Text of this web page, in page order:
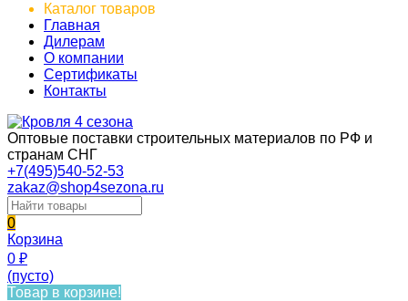
Каталог товаров
Главная
Дилерам
О компании
Сертификаты
Контакты
Оптовые поставки строительных материалов по РФ и
странам СНГ
+7(495)540-52-53
zakaz@shop4sezona.ru
0
Корзина
0 ₽
(пусто)
Товар в корзине!